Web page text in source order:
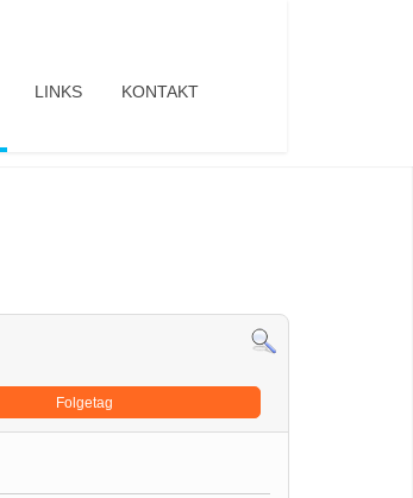
LINKS KONTAKT
Folgetag